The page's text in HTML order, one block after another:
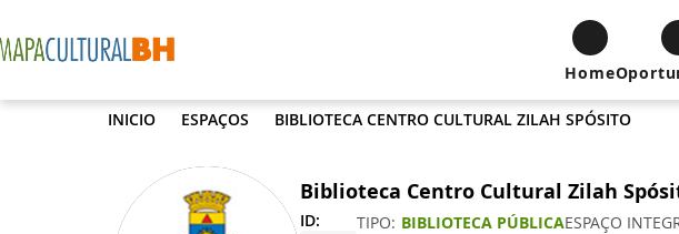
Home
INICIO ESPAÇOS BIBLIOTECA CENTRO CULTURAL ZILAH SPÓSITO
Biblioteca Centro Cultural Zilah
ID: TIPO BIBLIOTECA PÚBLICAESPAÇO